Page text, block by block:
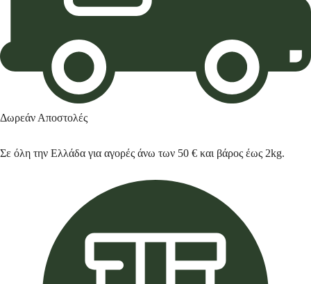
Δωρεάν Αποστολές
Σε όλη την Ελλάδα για αγορές άνω των 50 € και βάρος έως 2kg.